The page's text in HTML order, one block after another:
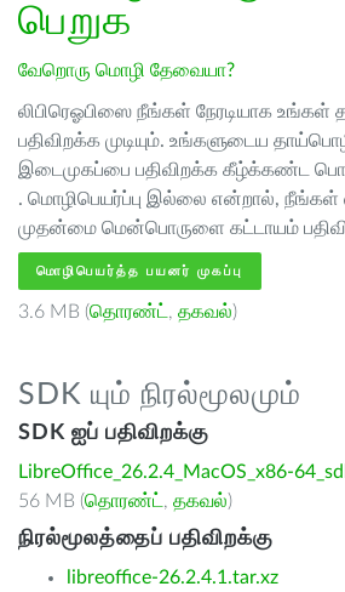
பெறுக
வேறொரு மொழி தேவையா?
லிபிரெஓபிஸை நீங்கள் நேரடியாக உங்கள்
பதிவிறக்க முடியும். உங்களுடைய
இடைமுகப்பை பதிவிறக்க கீழ்க்கண்ட
. மொழிபெயர்ப்பு இல்லை என்றால், நீங்கள்
முதன்மை மென்பொருளை கட்டாயம்
மொழிபெயர்த்த பயனர் முகப்பு
3.6 MB (தொரண்ட் , தகவல்)
SDK யும் நிரல்மூலமும்
SDK ஐப் பதிவிறக்கு
LibreOffice_26.2.4_MacOS_x86-
56 MB (தொரண்ட் , தகவல்)
நிரல்மூலத்தைப் பதிவிறக்கு
libreoffice-26.2.4.1.tar.xz